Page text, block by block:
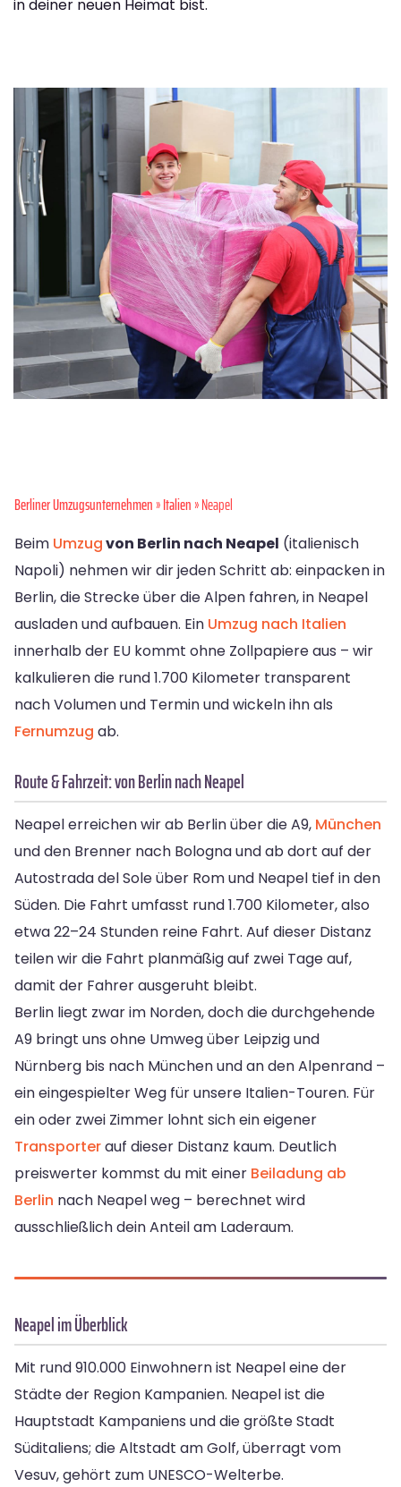
in deiner neuen Heimat bist.
Berliner Umzugsunternehmen»Italien» Neapel
Beim Umzugvon Berlin nach Neapel (italienisch
Napoli) nehmen wir dir jeden Schritt ab: einpacken in
Berlin, die Strecke über die Alpen fahren, in Neapel
ausladen und aufbauen. Ein Umzug nach Italien
innerhalb der EU kommt ohne Zollpapiere aus – wir
kalkulieren die rund 1.700 Kilometer transparent
nach Volumen und Termin und wickeln ihn als
Fernumzug ab.
Route & Fahrzeit: von Berlin nach Neapel
Neapel erreichen wir ab Berlin über die A9, München
und den Brenner nach Bologna und ab dort auf der
Autostrada del Sole über Rom und Neapel tief in den
Süden. Die Fahrt umfasst rund 1.700 Kilometer, also
etwa 22–24 Stunden reine Fahrt. Auf dieser Distanz
teilen wir die Fahrt planmäßig auf zwei Tage auf,
damit der Fahrer ausgeruht bleibt.
Berlin liegt zwar im Norden, doch die durchgehende
A9 bringt uns ohne Umweg über Leipzig und
Nürnberg bis nach München und an den Alpenrand –
ein eingespielter Weg für unsere Italien-Touren. Für
ein oder zwei Zimmer lohnt sich ein eigener
Transporterauf dieser Distanz kaum. Deutlich
preiswerter kommst du mit einer Beiladung ab
Berlin nach Neapel weg – berechnet wird
ausschließlich dein Anteil am Laderaum.
Neapel im Überblick
Mit rund 910.000 Einwohnern ist Neapel eine der
Städte der Region Kampanien. Neapel ist die
Hauptstadt Kampaniens und die größte Stadt
Süditaliens; die Altstadt am Golf, überragt vom
Vesuv, gehört zum UNESCO-Welterbe.